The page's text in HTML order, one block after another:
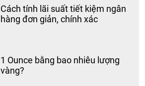
Cách tính lãi suất tiết kiệm ngân
hàng đơn giản, chính xác
1 Ounce bằng bao nhiêu lượng
vàng?